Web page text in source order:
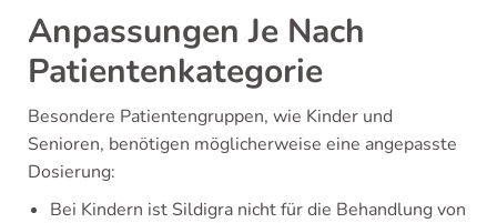
Anpassungen Je Nach
Patientenkategorie
Besondere Patientengruppen, wie Kinder und
Senioren, benötigen möglicherweise eine angepasste
Dosierung:
Bei Kindern ist Sildigra nicht für die Behandlung von